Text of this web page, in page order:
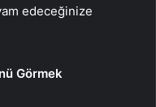
edeceğinize
Görmek